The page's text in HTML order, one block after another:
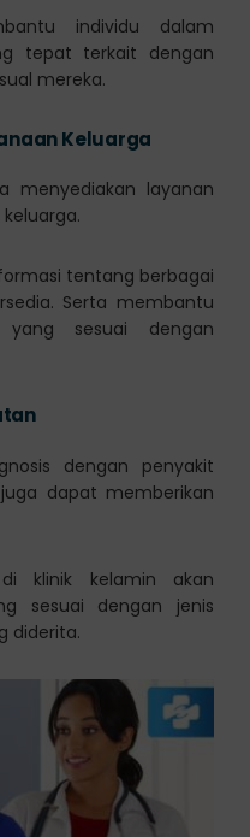
individu dalam
tepat terkait dengan
mereka.
Keluarga
menyediakan layanan
tentang berbagai
Serta membantu
sesuai dengan
dengan penyakit
dapat memberikan
klinik kelamin akan
sesuai dengan jenis
diderita.